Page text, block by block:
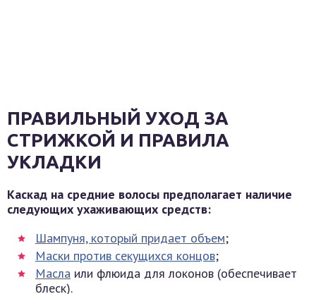
ПРАВИЛЬНЫЙ УХОД ЗА
СТРИЖКОЙ И ПРАВИЛА
УКЛАДКИ
Каскад на средние волосы предполагает наличие
следующих ухаживающих средств:
Шампуня, который придает объем;
Маски против секущихся концов;
Масла или флюида для локонов (обеспечивает
блеск).